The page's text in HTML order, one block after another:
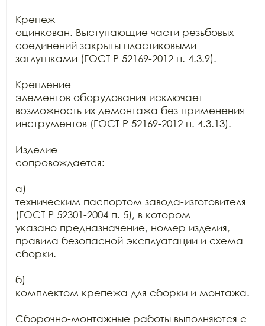
Крепеж
оцинкован. Выступающие части резьбовых
соединений закрыты пластиковыми
заглушками (ГОСТ Р 52169-2012 п. 4.3.9).
Крепление
элементов оборудования исключает
возможность их демонтажа без применения
инструментов (ГОСТ Р 52169-2012 п. 4.3.13).
Изделие
сопровождается:
а)
техническим паспортом завода-изготовителя
(ГОСТ Р 52301-2004 п. 5), в котором
указано предназначение, номер изделия,
правила безопасной эксплуатации и схема
сборки.
б)
комплектом крепежа для сборки и монтажа.
Сборочно-монтажные работы выполняются с